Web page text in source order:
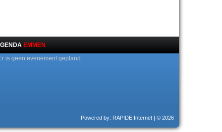
EMMEN
is geen evenement gepland.
Powered by: RAPIDE Internet | © 2026